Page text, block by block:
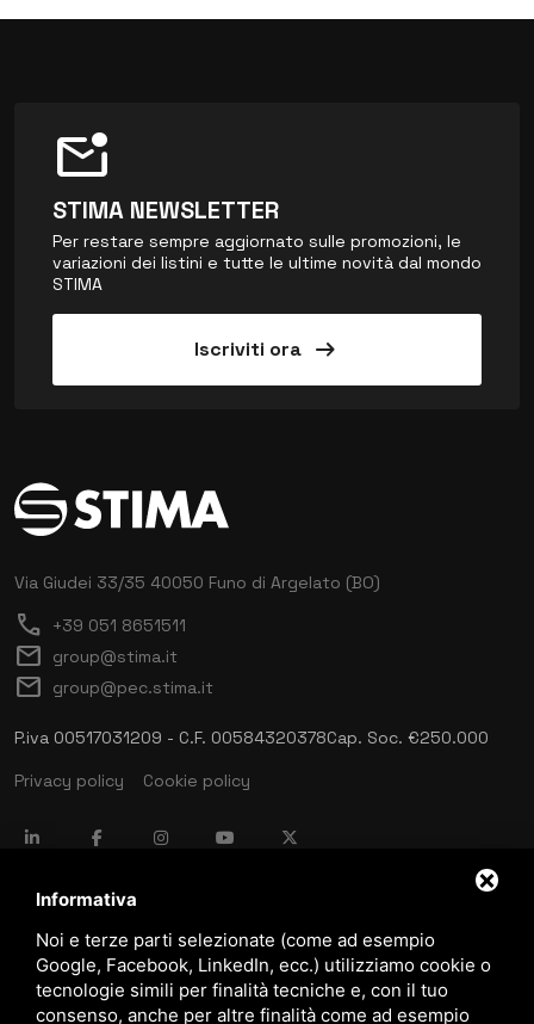
mark_email_unread
STIMA NEWSLETTER
Per restare sempre aggiornato sulle promozioni, le
variazioni dei listini e tutte le ultime novità dal mondo
STIMA
Iscriviti ora arrow_right_alt
Via Giudei 33/35 40050 Funo di Argelato (BO)
call +39 051 8651511
mail group@stima.it
mail group@pec.stima.it
P.iva 00517031209 - C.F. 00584320378Cap. Soc. €250.000
Privacy policy
Cookie policy
language ITALIANO
download Catalogo Stima
Informativa
Noi e terze parti selezionate (come ad esempio
Google, Facebook, LinkedIn, ecc.) utilizziamo cookie o
tecnologie simili per finalità tecniche e, con il tuo
consenso, anche per altre finalità come ad esempio